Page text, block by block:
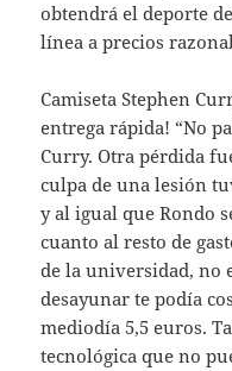
obtendrá el deporte
línea a precios
Camiseta Stephen
entrega rápida! “No
Curry. Otra pérdida
culpa de una lesión
y al igual que Rondo
cuanto al resto de
de la universidad, no
desayunar te podía
mediodía 5,5 euros.
tecnológica que no